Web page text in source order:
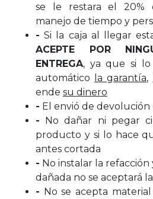
se le restara el 20%
manejo de tiempo y
- Si la caja al llegar
ACEPTE POR
ENTREGA, ya que si lo
automático
la garantía,
ende su dinero
- El envió de
- No dañar ni pegar
producto y si lo hace
antes cortada
- No instalar la refacción
dañada no se aceptará
- No se acepta